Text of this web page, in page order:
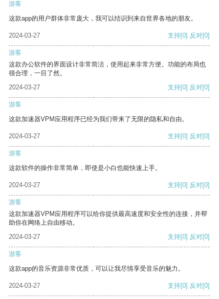
游客
这款app的用户群体非常庞大，我可以结识到来自世界各地的朋友。
2024-03-27 支持[0] 反对[0]
游客
这款办公软件的界面设计非常简洁，使用起来非常方便。功能的布局也
很合理，一目了然。
2024-03-27
支持[0] 反对[0]
游客
这款加速器VPM应用程序已经为我们带来了无限的隐私和自由。
2024-03-27 支持[0] 反对[0]
游客
这款软件的操作非常简单，即使是小白也能快速上手。
2024-03-27 支持[0] 反对[0]
游客
这款加速器VPM应用程序可以给你提供最高速度和安全性的连接，并帮
助你在网络上自由移动。
2024-03-27
支持[0] 反对[0]
游客
这款app的音乐资源非常优质，可以让我尽情享受音乐的魅力。
2024-03-27 支持[0] 反对[0]